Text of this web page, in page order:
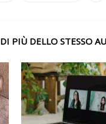
DI PIÙ DELLO STESSO